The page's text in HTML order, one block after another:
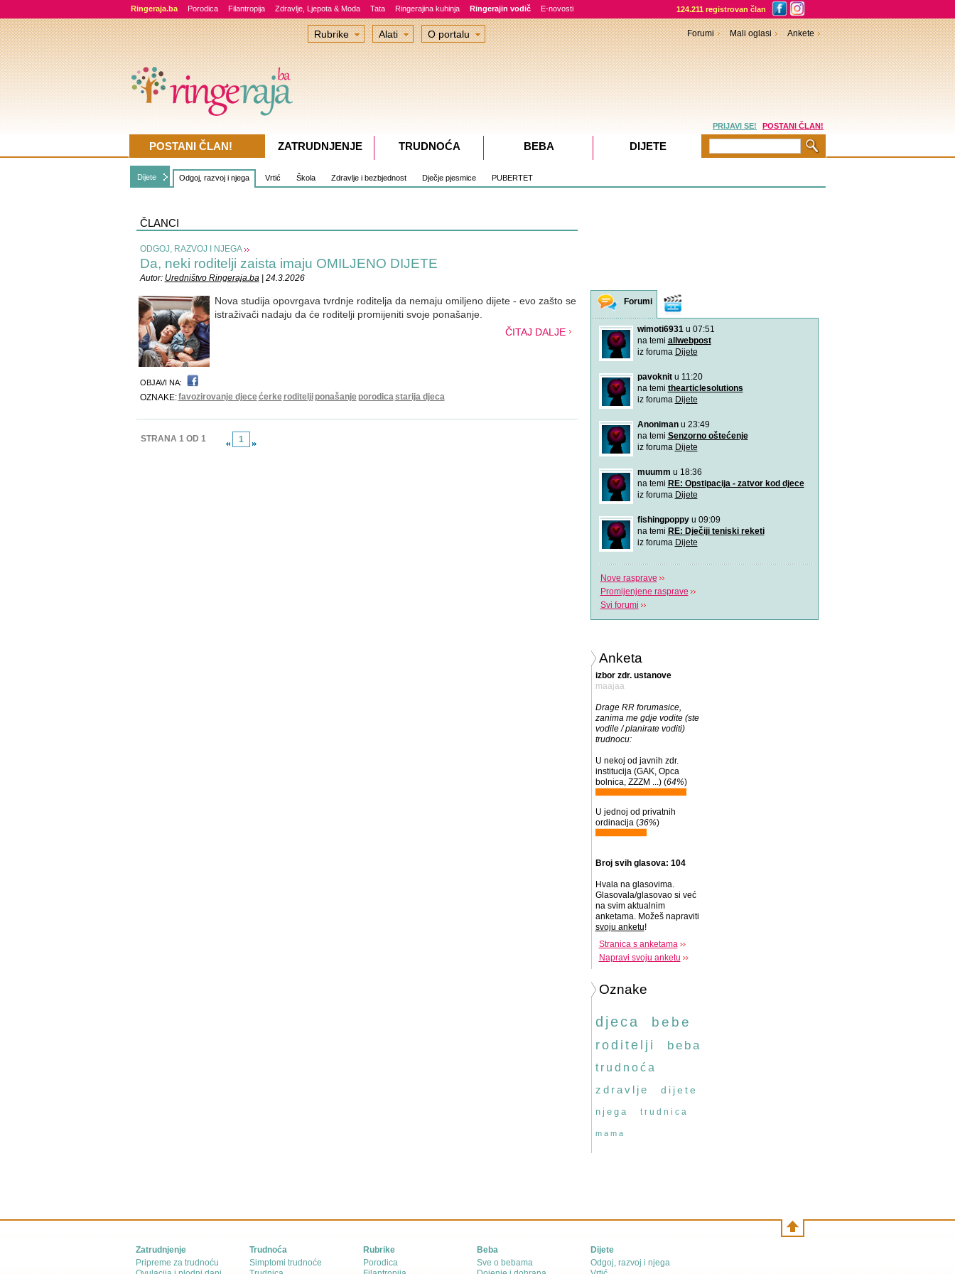
Ringeraja.ba Porodica Filantropija Zdravlje, Ljepota & Moda Tata Ringerajina kuhinja Ringerajin vodič E-novosti 124.211 registrovan član
Dijete Odgoj, razvoj i njega Vrtić Škola Zdravlje i bezbjednost Dječje pjesmice PUBERTET
ČLANCI
ODGOJ, RAZVOJ I NJEGA
Da, neki roditelji zaista imaju OMILJENO DIJETE
Autor: Uredništvo Ringeraja.ba| 24.3.2026
Nova studija opovrgava tvrdnje roditelja da nemaju omiljeno dijete - evo zašto se
istraživači nadaju da će roditelji promijeniti svoje ponašanje.
ČITAJ DALJE
OBJAVI NA:
OZNAKE:favozirovanje djecećerke roditelji ponašanje porodicastarija djeca
STRANA 1 OD 1 1
Forumi
wimoti6931u 07:51
na temi allwebpost
iz foruma Dijete
pavoknitu 11:20
na temi thearticlesolutions
iz foruma Dijete
Anonimanu 23:49
na temi Senzorno oštećenje
iz foruma Dijete
muumm u 18:36
na temi RE: Opstipacija - zatvor kod djece
iz foruma Dijete
fishingpoppyu 09:09
na temi RE: Dječiji teniski reketi
iz foruma Dijete
Nove rasprave
Promijenjene rasprave
Svi forumi
Anketa
izbor zdr. ustanove
maajaa
Drage RR forumasice,
zanima me gdje vodite (ste
vodile / planirate voditi)
trudnocu:
U nekoj od javnih zdr.
institucija (GAK, Opca
bolnica, ZZZM ...) (64%)
U jednoj od privatnih
ordinacija (36%)
Broj svih glasova: 104
Hvala na glasovima.
Glasovala/glasovao si već
na svim aktualnim
anketama. Možeš napraviti
svoju anketu!
Stranica s anketama
Napravi svoju anketu
Oznake
djeca bebe
roditelji beba
trudnoća
zdravlje
dijete
njega trudnica
mama
Rubrike Alati O portalu Forumi Mali oglasi Ankete
PRIJAVI SE! POSTANI ČLAN!
POSTANI ČLAN! ZATRUDNJENJE TRUDNOĆA BEBA DIJETE
Zatrudnjenje
Pripreme za trudnoću
Trudnoća
Simptomi trudnoće
Rubrike
Porodica
Beba
Sve o bebama
Dijete
Odgoj, razvoj i njega